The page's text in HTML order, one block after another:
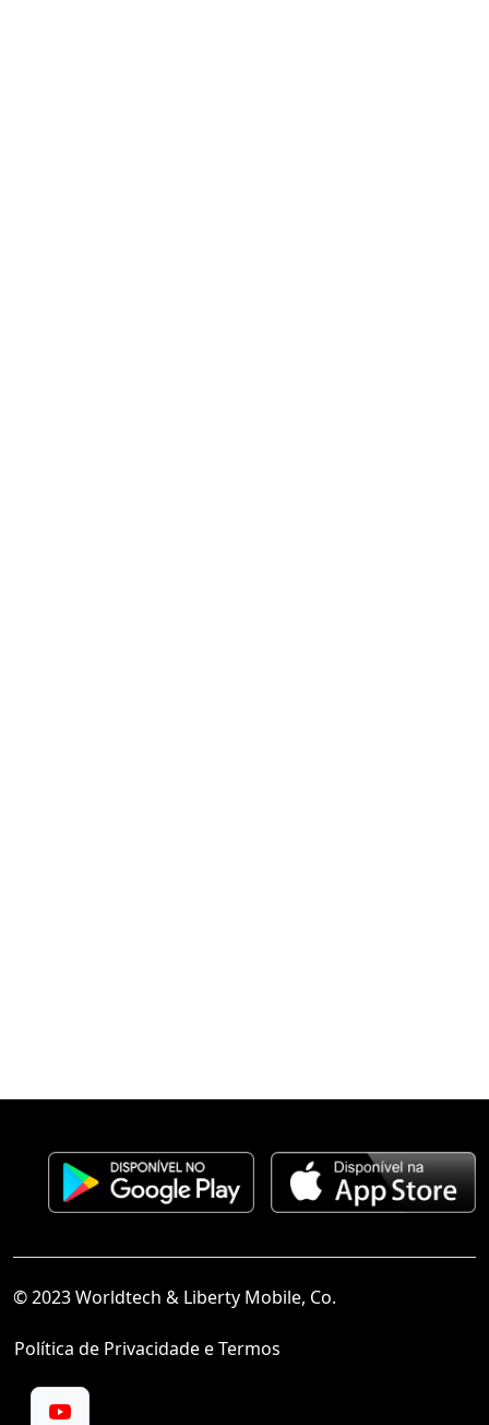
© 2023 Worldtech & Liberty Mobile, Co.
Política de Privacidade e Termos